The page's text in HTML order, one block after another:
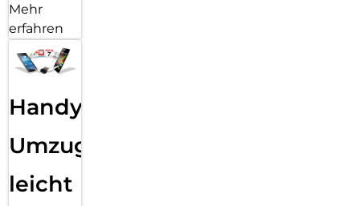
Mehr
erfahren
Handy
Umzug
leicht